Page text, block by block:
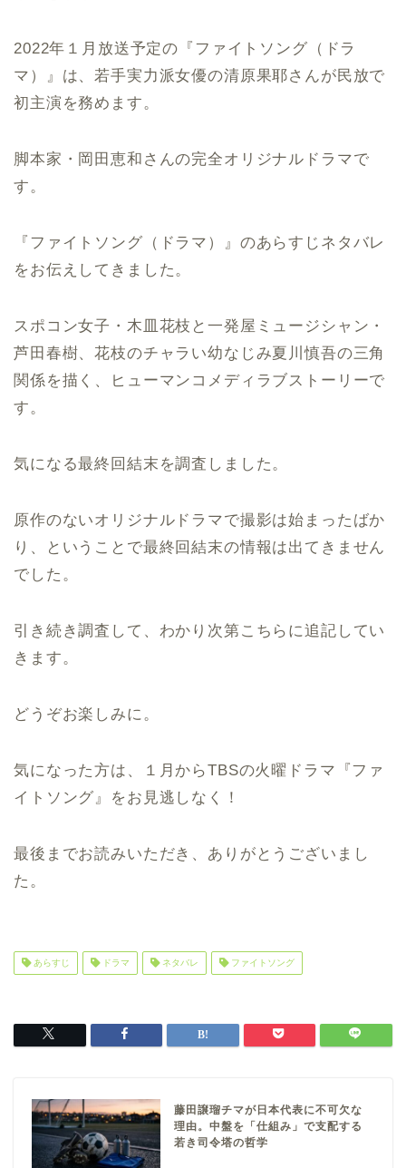
2022年１月放送予定の『ファイトソング（ドラ
マ）』は、若手実力派女優の清原果耶さんが民放で
初主演を務めます。
脚本家・岡田恵和さんの完全オリジナルドラマで
す。
『ファイトソング（ドラマ）』のあらすじネタバレ
をお伝えしてきました。
スポコン女子・木皿花枝と一発屋ミュージシャン・
芦田春樹、花枝のチャラい幼なじみ夏川慎吾の三角
関係を描く、ヒューマンコメディラブストーリーで
す。
気になる最終回結末を調査しました。
原作のないオリジナルドラマで撮影は始まったばか
り、ということで最終回結末の情報は出てきません
でした。
引き続き調査して、わかり次第こちらに追記してい
きます。
どうぞお楽しみに。
気になった方は、１月からTBSの火曜ドラマ『ファ
イトソング』をお見逃しなく！
最後までお読みいただき、ありがとうございまし
た。
あらすじ ドラマ ネタバレ ファイトソング
藤田譲瑠チマが日本代表に不可欠な
理由。中盤を「仕組み」で支配する
若き司令塔の哲学